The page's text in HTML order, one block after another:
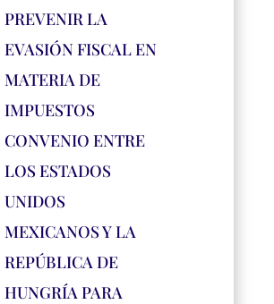
PREVENIR LA
EVASIÓN FISCAL EN
MATERIA DE
IMPUESTOS
CONVENIO ENTRE
LOS ESTADOS
UNIDOS
MEXICANOS Y LA
REPÚBLICA DE
HUNGRÍA PARA